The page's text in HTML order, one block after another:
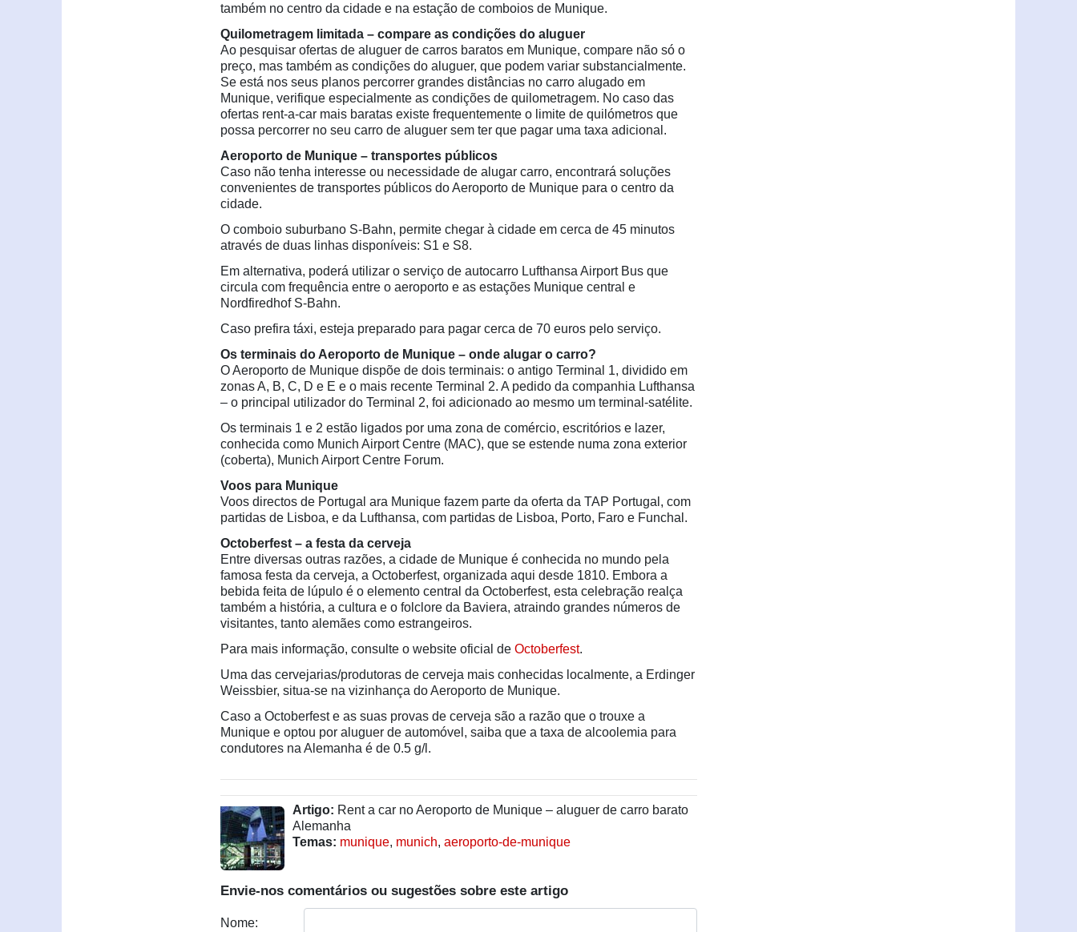
também no centro da cidade e na estação de comboios de Munique.
Quilometragem limitada – compare as condições do aluguer
Ao pesquisar ofertas de aluguer de carros baratos em Munique, compare não só o
preço, mas também as condições do aluguer, que podem variar substancialmente.
Se está nos seus planos percorrer grandes distâncias no carro alugado em
Munique, verifique especialmente as condições de quilometragem. No caso das
ofertas rent-a-car mais baratas existe frequentemente o limite de quilómetros que
possa percorrer no seu carro de aluguer sem ter que pagar uma taxa adicional.
Aeroporto de Munique – transportes públicos
Caso não tenha interesse ou necessidade de alugar carro, encontrará soluções
convenientes de transportes públicos do Aeroporto de Munique para o centro da
cidade.
O comboio suburbano S-Bahn, permite chegar à cidade em cerca de 45 minutos
através de duas linhas disponíveis: S1 e S8.
Em alternativa, poderá utilizar o serviço de autocarro Lufthansa Airport Bus que
circula com frequência entre o aeroporto e as estações Munique central e
Nordfiredhof S-Bahn.
Caso prefira táxi, esteja preparado para pagar cerca de 70 euros pelo serviço.
Os terminais do Aeroporto de Munique – onde alugar o carro?
O Aeroporto de Munique dispõe de dois terminais: o antigo Terminal 1, dividido em
zonas A, B, C, D e E e o mais recente Terminal 2. A pedido da companhia Lufthansa
– o principal utilizador do Terminal 2, foi adicionado ao mesmo um terminal-satélite.
Os terminais 1 e 2 estão ligados por uma zona de comércio, escritórios e lazer,
conhecida como Munich Airport Centre (MAC), que se estende numa zona exterior
(coberta), Munich Airport Centre Forum.
Voos para Munique
Voos directos de Portugal ara Munique fazem parte da oferta da TAP Portugal, com
partidas de Lisboa, e da Lufthansa, com partidas de Lisboa, Porto, Faro e Funchal.
Octoberfest – a festa da cerveja
Entre diversas outras razões, a cidade de Munique é conhecida no mundo pela
famosa festa da cerveja, a Octoberfest, organizada aqui desde 1810. Embora a
bebida feita de lúpulo é o elemento central da Octoberfest, esta celebração realça
também a história, a cultura e o folclore da Baviera, atraindo grandes números de
visitantes, tanto alemães como estrangeiros.
Para mais informação, consulte o website oficial deOctoberfest.
Uma das cervejarias/produtoras de cerveja mais conhecidas localmente, a Erdinger
Weissbier, situa-se na vizinhança do Aeroporto de Munique.
Caso a Octoberfest e as suas provas de cerveja são a razão que o trouxe a
Munique e optou por aluguer de automóvel, saiba que a taxa de alcoolemia para
condutores na Alemanha é de 0.5 g/l.
Artigo: Rent a car no Aeroporto de Munique – aluguer de carro barato
Alemanha
Temas: munique, munich,aeroporto-de-munique
Envie-nos comentários ou sugestões sobre este artigo
Nome: